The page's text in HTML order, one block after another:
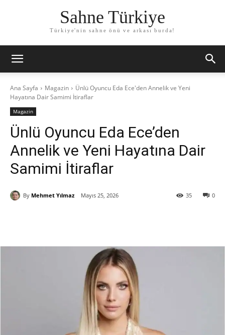
Sahne Türkiye
Türkiye'nin sahne önü ve arkası burda!
Ana Sayfa Magazin
Ünlü Oyuncu Eda Ece'den Annelik ve Yeni
Hayatına Dair Samimi İtiraflar
Magazin
Ünlü Oyuncu Eda Ece’den
Annelik ve Yeni Hayatına Dair
Samimi İtiraflar
By Mehmet Yılmaz Mayıs 25, 2026 0
35